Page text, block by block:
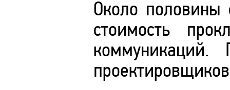
Около половины
стоимость
коммуникаций.